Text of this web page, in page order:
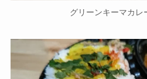
グリーンキーマカレ